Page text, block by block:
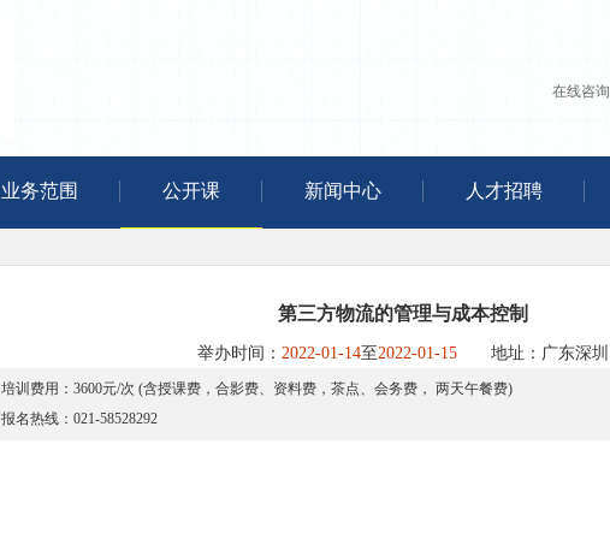
在线咨询
业务范围 公开课 新闻中心 人才招聘
第三方物流的管理与成本控制
举办时间： 2022-01-14至2022-01-15 地址：广东深圳
培训费用：3600元/次 (含授课费，合影费、资料费，茶点、会务费， 两天午餐费)
报名热线：021-58528292